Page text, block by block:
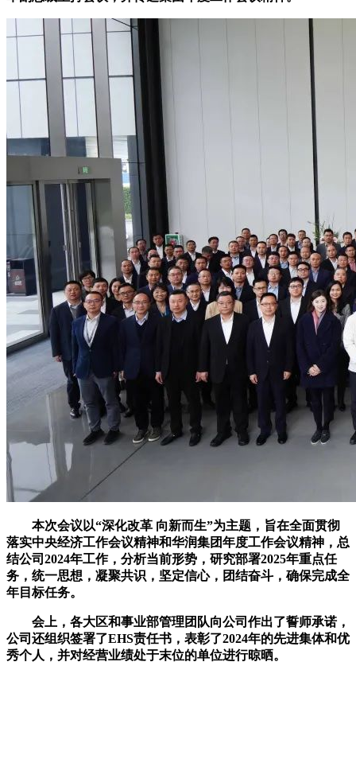
本次会议以“深化改革 向新而生”为主题，旨在全面贯彻
落实中央经济工作会议精神和华润集团年度工作会议精神，总
结公司2024年工作，分析当前形势，研究部署2025年重点任
务，统一思想，凝聚共识，坚定信心，团结奋斗，确保完成全
年目标任务。
会上，各大区和事业部管理团队向公司作出了誓师承诺，
公司还组织签署了EHS责任书，表彰了2024年的先进集体和优
秀个人，并对经营业绩处于末位的单位进行晾晒。